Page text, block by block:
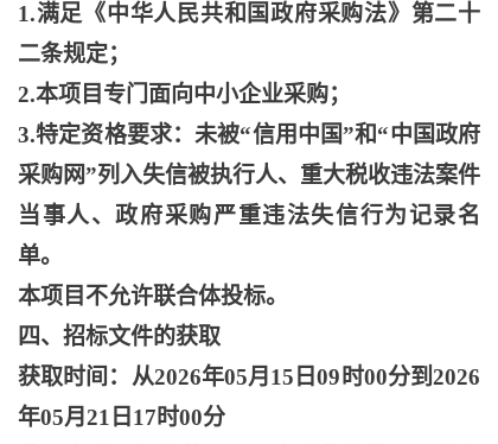
1.满足《中华人民共和国政府采购法》第二十
二条规定；
2.本项目专门面向中小企业采购；
3.特定资格要求：未被“信用中国”和“中国政府
采购网”列入失信被执行人、重大税收违法案件
当事人、政府采购严重违法失信行为记录名
单。
本项目不允许联合体投标。
四、招标文件的获取
获取时间：从2026年05月15日09时00分到2026
年05月21日17时00分